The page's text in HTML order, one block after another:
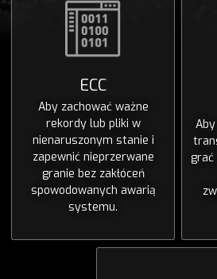
ECC
Aby zachować ważne
rekordy lub pliki w
nienaruszonym stanie i
zapewnić nieprzerwane
granie bez zakłóceń
spowodowanych awarią
systemu.
grać